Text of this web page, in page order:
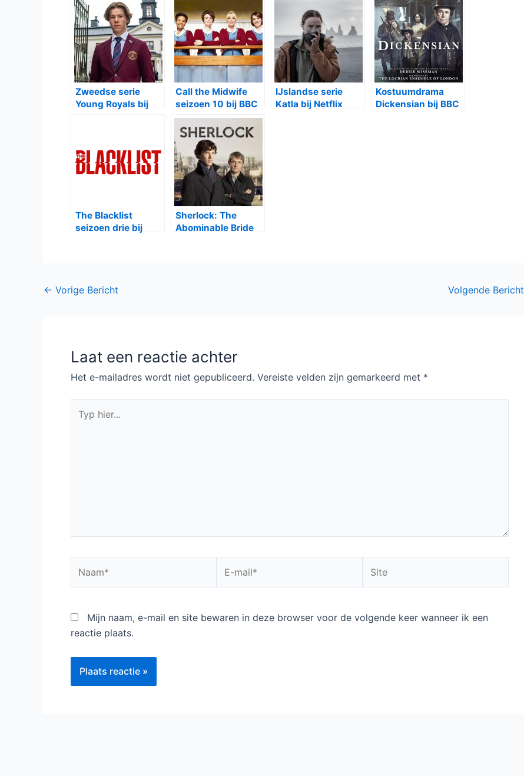
Zweedse serie
Young Royals bij
Call the Midwife
seizoen 10 bij BBC
First
IJslandse serie
Katla bij Netflix
Kostuumdrama
Dickensian bij BBC
The Blacklist
seizoen drie bij
Sherlock: The
Abominable Bride
Bericht
← Vorige Bericht Volgende Bericht
Laat een reactie achter
Het e-mailadres wordt niet gepubliceerd. Vereiste velden zijn gemarkeerd met *
hier...
mail*
Mijn naam, e-mail en site bewaren in deze browser voor de volgende keer wanneer ik een
reactie plaats.